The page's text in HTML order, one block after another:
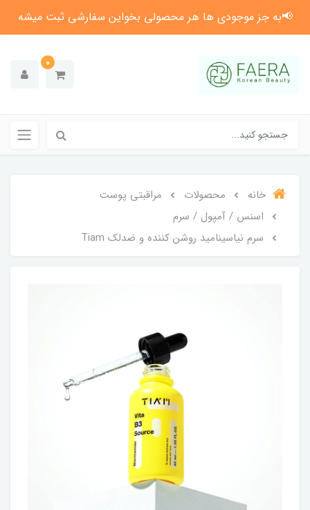
📢به جز موجودی ها هر محصولی بخواین سفارشی ثبت میشه
0
خانه محصولات
مراقبتی پوست
اسنس / آمپول / سرم
سرم نیاسینامید روشن کننده و ضدلک Tiam